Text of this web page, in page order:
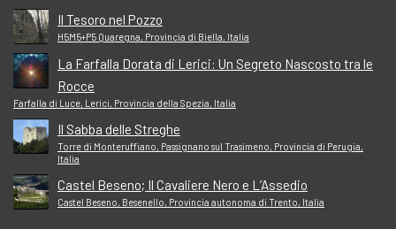
Il Tesoro nel Pozzo
H5M5+P5 Quaregna, Provincia di Biella, Italia
La Farfalla Dorata di Lerici: Un Segreto Nascosto tra le
Rocce
Farfalla di Luce, Lerici, Provincia della Spezia, Italia
Il Sabba delle Streghe
Torre di Monteruffiano, Passignano sul Trasimeno, Provincia di Perugia,
Italia
Castel Beseno; Il Cavaliere Nero e L’Assedio
Castel Beseno, Besenello, Provincia autonoma di Trento, Italia